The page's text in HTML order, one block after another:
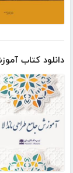
دانلود کتاب